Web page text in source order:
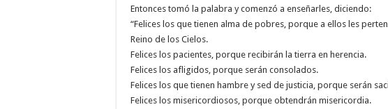
Entonces tomó la palabra y comenzó a enseñarles, diciendo:
“Felices los que tienen alma de pobres, porque a ellos les
Reino de los Cielos.
Felices los pacientes, porque recibirán la tierra en herencia.
Felices los afligidos, porque serán consolados.
Felices los que tienen hambre y sed de justicia, porque serán
Felices los misericordiosos, porque obtendrán misericordia.